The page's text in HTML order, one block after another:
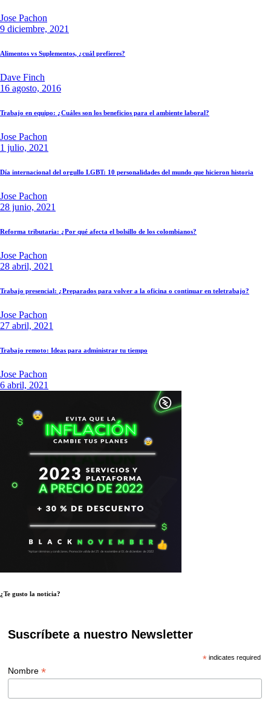
Jose Pachon
9 diciembre, 2021
Alimentos vs Suplementos, ¿cuál prefieres?
Dave Finch
16 agosto, 2016
Trabajo en equipo: ¿Cuáles son los beneficios para el ambiente laboral?
Jose Pachon
1 julio, 2021
Día internacional del orgullo LGBT: 10 personalidades del mundo que hicieron historia
Jose Pachon
28 junio, 2021
Reforma tributaria: ¿Por qué afecta el bolsillo de los colombianos?
Jose Pachon
28 abril, 2021
Trabajo presencial: ¿Preparados para volver a la oficina o continuar en teletrabajo?
Jose Pachon
27 abril, 2021
Trabajo remoto: Ideas para administrar tu tiempo
Jose Pachon
6 abril, 2021
¿Te gusto la noticia?
Suscríbete a nuestro Newsletter
*indicates required
Nombre*